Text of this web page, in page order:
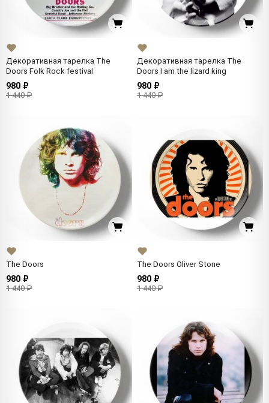
Декоративная тарелка The
Doors Folk Rock festival
980 ₽
1 440 ₽
Декоративная тарелка The
Doors I am the lizard king
980 ₽
1 440 ₽
The Doors
980 ₽
1 440 ₽
The Doors Oliver Stone
980 ₽
1 440 ₽